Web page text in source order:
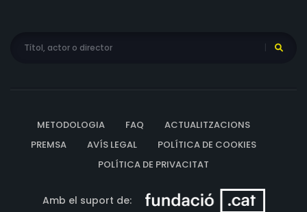
METODOLOGIA FAQ
ACTUALITZACIONS
PREMSA
AVÍS LEGAL
POLÍTICA DE COOKIES
POLÍTICA DE PRIVACITAT
Amb el suport de: